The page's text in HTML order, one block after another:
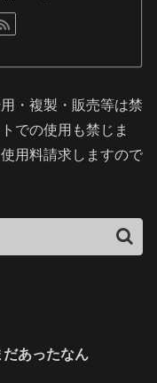
・複製・販売等は禁
での使用も禁じま
用料請求しますので
だあったなん